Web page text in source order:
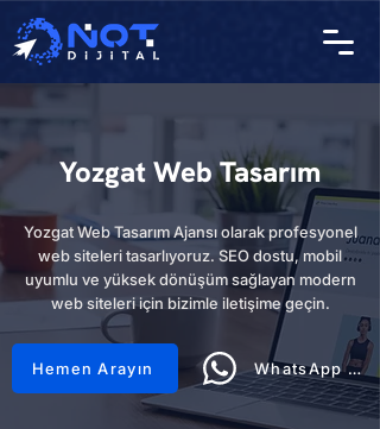
Yozgat Web Tasarım
Yozgat Web Tasarım Ajansı olarak profesyonel
web siteleri tasarlıyoruz. SEO dostu, mobil
uyumlu ve yüksek dönüşüm sağlayan modern
web siteleri için bizimle iletişime geçin.
Hemen Arayın WhatsApp Hattı